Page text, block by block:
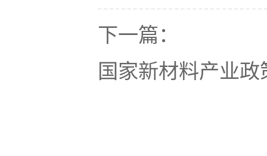
下一篇：
国家新材料产业